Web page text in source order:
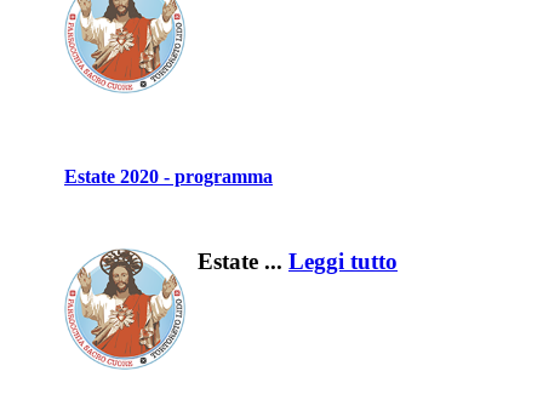
Estate 2020 - programma
Estate ... Leggi tutto